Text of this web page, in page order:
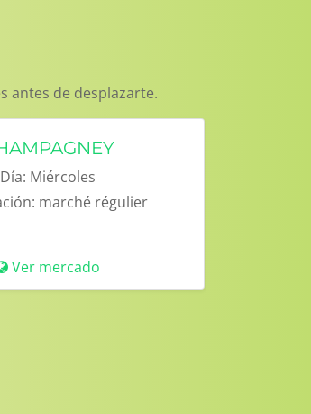
antes de desplazarte.
Día: Miércoles
marché régulier
Ver mercado